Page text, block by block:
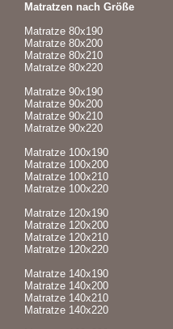
Matratzen nach Größe
Matratze 80x190
Matratze 80x200
Matratze 80x210
Matratze 80x220
Matratze 90x190
Matratze 90x200
Matratze 90x210
Matratze 90x220
Matratze 100x190
Matratze 100x200
Matratze 100x210
Matratze 100x220
Matratze 120x190
Matratze 120x200
Matratze 120x210
Matratze 120x220
Matratze 140x190
Matratze 140x200
Matratze 140x210
Matratze 140x220